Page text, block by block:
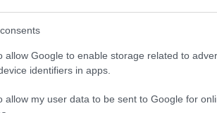
allow Google to enable storage related to
identifiers in apps.
allow my user data to be sent to Google for
International, organizzazione no
dell’ambiente e la protezione
che potrebbero essere
climatici entro il 2050.
sono circoscritte col colore